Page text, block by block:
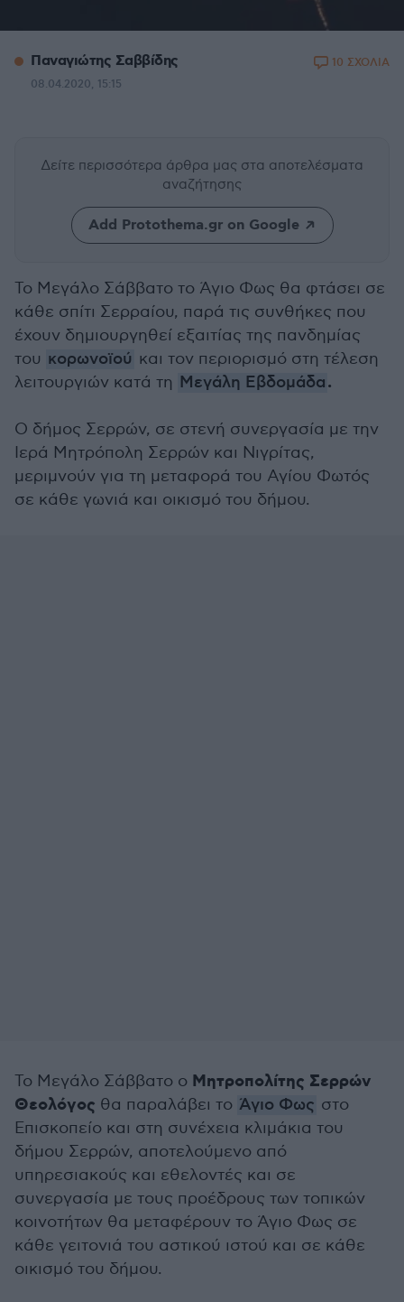
Παναγιώτης Σαββίδης
08.04.2020, 15:15
10 ΣΧΟΛΙΑ
Δείτε περισσότερα άρθρα μας στα αποτελέσματα
αναζήτησης
Add Protothema.gr on Google
Το Μεγάλο Σάββατο το Άγιο Φως θα φτάσει σε
κάθε σπίτι Σερραίου, παρά τις συνθήκες που
έχουν δημιουργηθεί εξαιτίας της πανδημίας
του κορωνοϊού και τον περιορισμό στη τέλεση
λειτουργιών κατά τη Μεγάλη Εβδομάδα.
Ο δήμος Σερρών, σε στενή συνεργασία με την
Ιερά Μητρόπολη Σερρών και Νιγρίτας,
μεριμνούν για τη μεταφορά του Αγίου Φωτός
σε κάθε γωνιά και οικισμό του δήμου.
Το Μεγάλο Σάββατο ο Μητροπολίτης Σερρών
Θεολόγος θα παραλάβει το Άγιο Φως στο
Επισκοπείο και στη συνέχεια κλιμάκια του
δήμου Σερρών, αποτελούμενο από
υπηρεσιακούς και εθελοντές και σε
συνεργασία με τους προέδρους των τοπικών
κοινοτήτων θα μεταφέρουν το Άγιο Φως σε
κάθε γειτονιά του αστικού ιστού και σε κάθε
οικισμό του δήμου.